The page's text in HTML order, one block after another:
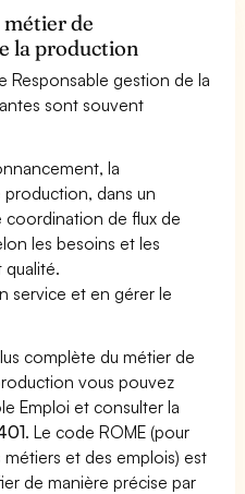
de
la production
Responsable gestion de la
sont souvent
la
dans un
de flux de
les besoins et les
qualité.
service et en gérer le
complète du métier de
vous pouvez
Emploi et consulter la
. Le code ROME (pour
et des emplois) est
de manière précise par